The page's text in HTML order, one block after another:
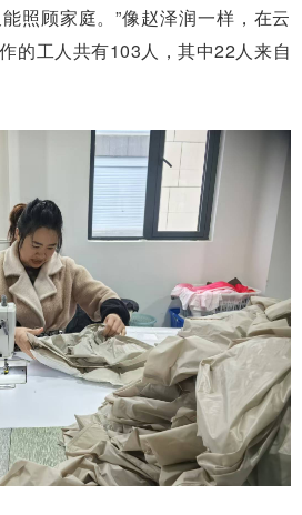
照顾家庭。”像赵泽润一样，在云
的工人共有103人，其中22人来自